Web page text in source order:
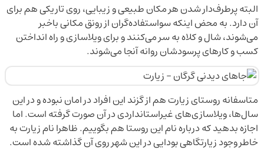
البته پرطرف‌دار شدن هر مکان طبیعی و زیبایی، روی تاریکی هم برای
آن دارد. به محض اینکه سواستفاده‌گران از رونق مکانی باخبر
می‌شوند، شال و کلاه به سر می‌کنند و برای ویلاسازی و راه انداختن
کسب و کارهای پرسودشان روانه آنجا می‌شوند.
متاسفانه روستای زیارت هم از گزند این افراد در امان نبوده و در این
سال‌ها، ویلاسازی‌های غیراستانداردی در آن صورت گرفته است. اما
اجازه بدهید که درباره نام این روستا هم بگوییم. ظاهرا نام زیارت به
خاطر وجود زیارتگاهی بودایی در این شهر روی آن گذاشته شده است.